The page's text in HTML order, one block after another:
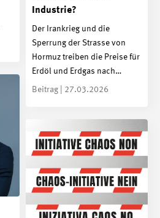
Industrie?
Der Irankrieg und die
Sperrung der Strasse von
Hormuz treiben die Preise für
Erdöl und Erdgas nach…
Beitrag | 27.03.2026